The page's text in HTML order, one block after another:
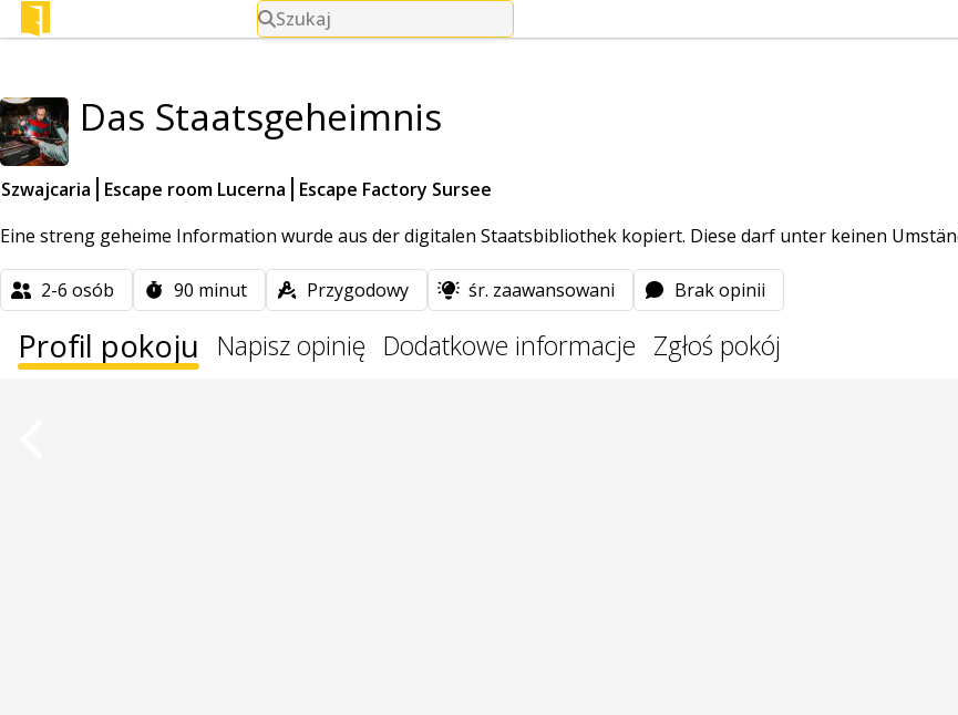
Szukaj
Das Staatsgeheimnis
Szwajcaria Escape room Lucerna
Escape Factory Sursee
Eine streng geheime Information wurde aus der digitalen Staatsbibliothek kopiert. Diese darf unter keinen
2-6 osób 90 minut Przygodowy śr. zaawansowani Brak opinii
Profil pokoju Napisz opinię Dodatkowe informacje Zgłoś pokój